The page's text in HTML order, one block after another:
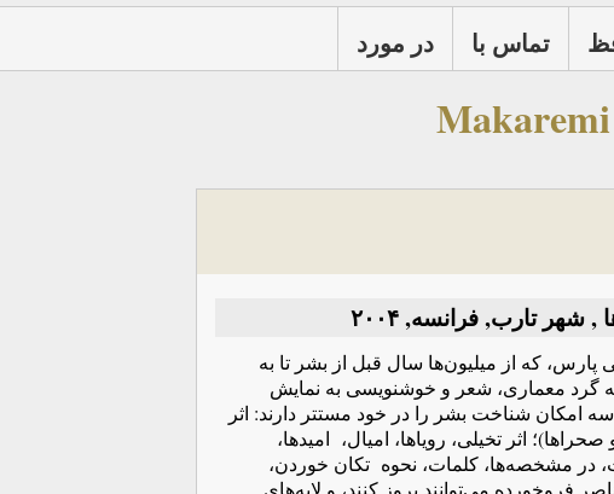
در مورد تماس با
, شهر تارب, فرانسه,۲۰۰۴
که از میلیون‌ها سال قبل از بشر تا به
به گرد معماری، شعر و خوشنویسی به نمایش
امکان شناخت بشر را در خود مستتر دارند: اثر
اثر تخیلی، رویاها، امیال، امیدها،
در مشخصه‌ها، کلمات، نحوه تکان خوردن،
فروخورده می‌توانند بروز کنند، و لایه‌های